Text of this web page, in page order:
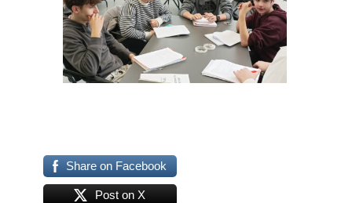
Share on Facebook
Post on X